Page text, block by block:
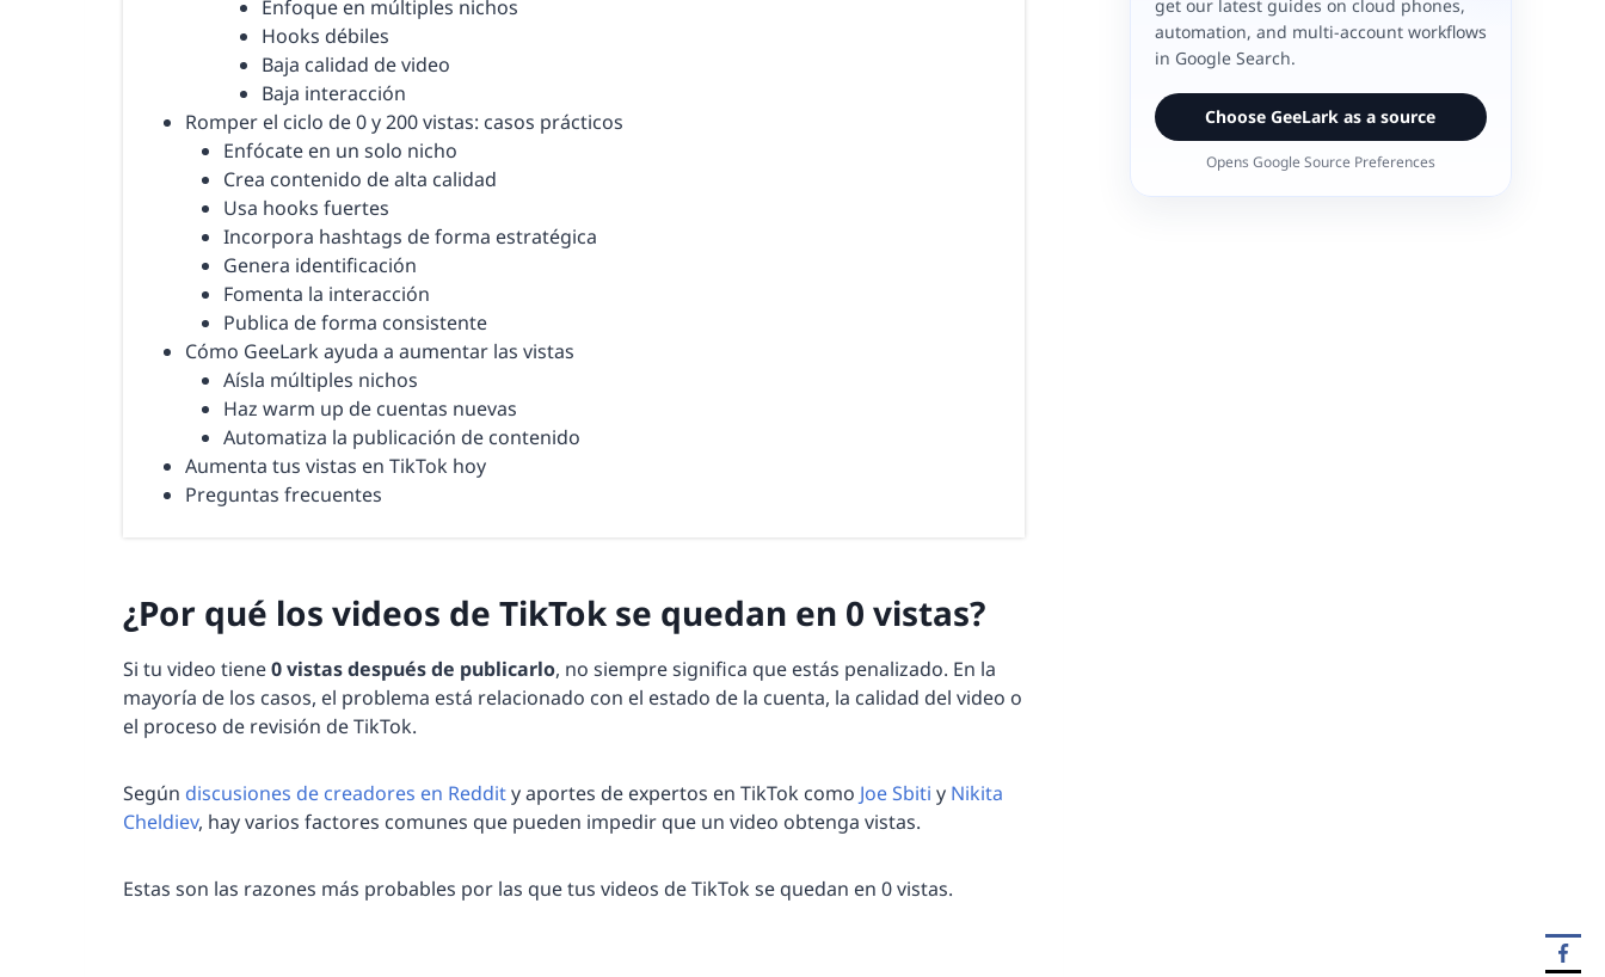
Enfoque en múltiples nichos
Hooks débiles
Baja calidad de video
Baja interacción
Romper el ciclo de 0 y 200 vistas: casos prácticos
Enfócate en un solo nicho
Crea contenido de alta calidad
Usa hooks fuertes
Incorpora hashtags de forma estratégica
Genera identificación
Fomenta la interacción
Publica de forma consistente
Cómo GeeLark ayuda a aumentar las vistas
Aísla múltiples nichos
Haz warm up de cuentas nuevas
Automatiza la publicación de contenido
Aumenta tus vistas en TikTok hoy
Preguntas frecuentes
¿Por qué los videos de TikTok se quedan en 0 vistas?
Si tu video tiene0 vistas después de publicarlo, no siempre significa que estás penalizado. En la
mayoría de los casos, el problema está relacionado con el estado de la cuenta, la calidad del video o
el proceso de revisión de TikTok.
Según discusiones de creadores en Reddity aportes de expertos en TikTok como Joe Sbiti y Nikita
Cheldiev, hay varios factores comunes que pueden impedir que un video obtenga vistas.
Estas son las razones más probables por las que tus videos de TikTok se quedan en 0 vistas.
get our latest guides on cloud phones,
automation, and multi-account workflows
in Google Search.
Choose GeeLark as a source
Opens Google Source Preferences